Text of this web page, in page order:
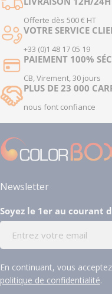
Offerte dès 500 € HT
VOTRE SERVICE
+33 (0)1 48 17 05 19
PAIEMENT 100%
CB, Virement, 30 jours
PLUS DE 23 000
nous font confiance
Newsletter
Soyez le 1er au courant
mail
En continuant, vous
politique de confidentialité.